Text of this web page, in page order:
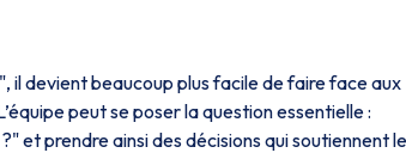
, il devient beaucoup plus facile de faire face aux
peut se poser la question essentielle :
?"et prendre ainsi des décisions qui soutiennent le